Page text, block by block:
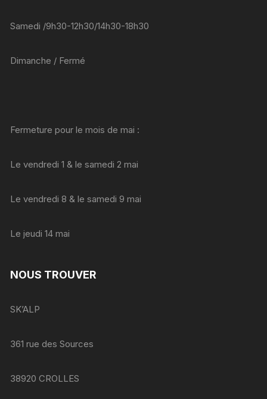
Samedi /9h30-12h30/14h30-18h30
Dimanche / Fermé
Fermeture pour le mois de mai :
Le vendredi 1 & le samedi 2 mai
Le vendredi 8 & le samedi 9 mai
Le jeudi 14 mai
NOUS TROUVER
SK’ALP
361 rue des Sources
38920 CROLLES